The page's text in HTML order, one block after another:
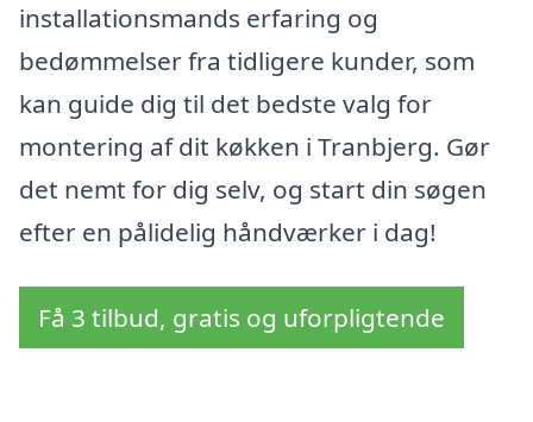
installationsmands erfaring og
bedømmelser fra tidligere kunder, som
kan guide dig til det bedste valg for
montering af dit køkken i Tranbjerg. Gør
det nemt for dig selv, og start din søgen
efter en pålidelig håndværker i dag!
Få 3 tilbud, gratis og uforpligtende